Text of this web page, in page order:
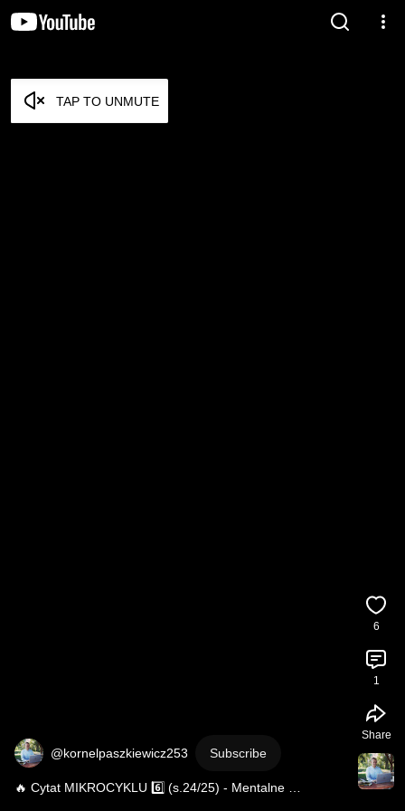
TAP TO UNMUTE
@kornelpaszkiewicz253 Subscribe
🔥 Cytat MIKROCYKLU 6️⃣ (s.24/25) - Mentalne
6
1
Share